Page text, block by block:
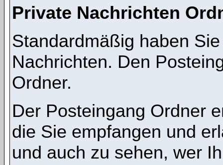
Private Nachrichten
Standardmäßig haben
Nachrichten. Den
Ordner.
Der Posteingang Ordner
die Sie empfangen und
und auch zu sehen, wer